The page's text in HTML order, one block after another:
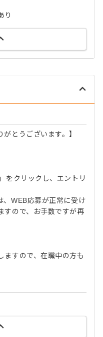
り
がとうございます。】
をクリックし、エントリ
WEB応募が正常に受け
すので、お手数ですが再
ますので、在職中の方も